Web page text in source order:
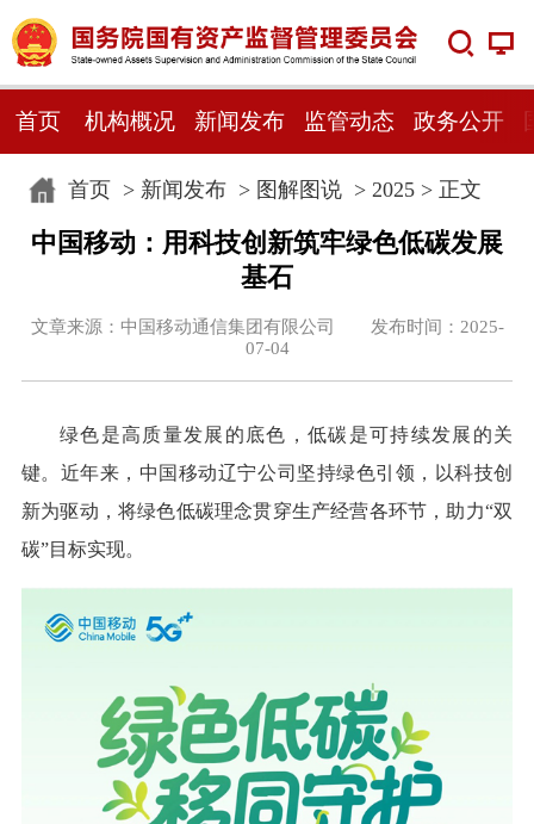
首页 机构概况 新闻发布 监管动态 政务公开
首页> 新闻发布> 图解图说> 2025> 正文
中国移动：用科技创新筑牢绿色低碳发展
基石
文章来源：中国移动通信集团有限公司 发布时间：2025-
07-04
绿色是高质量发展的底色，低碳是可持续发展的关
键。近年来，中国移动辽宁公司坚持绿色引领，以科技创
新为驱动，将绿色低碳理念贯穿生产经营各环节，助力“双
碳”目标实现。